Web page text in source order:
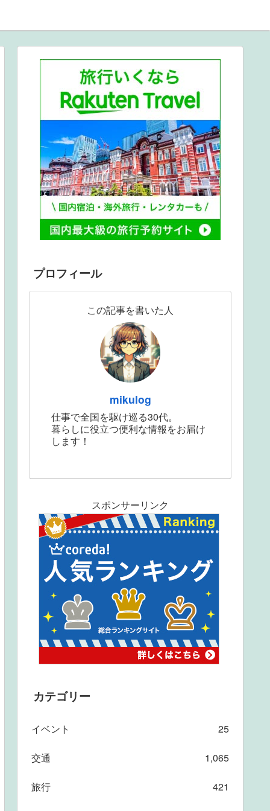
プロフィール
この記事を書いた人
mikulog
仕事で全国を駆け巡る30代。
暮らしに役立つ便利な情報をお届け
します！
スポンサーリンク
カテゴリー
イベント 25
交通 1,065
旅行 421